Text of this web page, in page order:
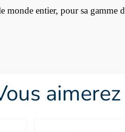
monde entier, pour sa gamme